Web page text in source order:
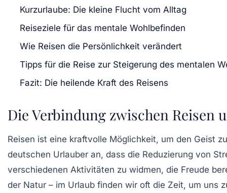
Kurzurlaube: Die kleine Flucht vom Alltag
Reiseziele für das mentale Wohlbefinden
Wie Reisen die Persönlichkeit verändert
Tipps für die Reise zur Steigerung des mentalen
Fazit: Die heilende Kraft des Reisens
Die Verbindung zwischen Reisen
Reisen ist eine kraftvolle Möglichkeit, um den Geist
deutschen Urlauber an, dass die Reduzierung von
verschiedenen Aktivitäten zu widmen, die Freude
der Natur – im Urlaub finden wir oft die Zeit, um uns